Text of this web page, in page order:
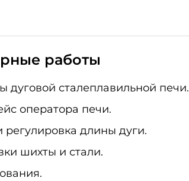
работы
дуговой сталеплавильной печи.
оператора печи.
регулировка длины дуги.
шихты и стали.